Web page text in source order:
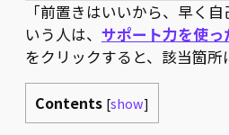
「前置きはいいから、早く
いう人は、 サポート力を使
をクリックすると、該当箇所
Contents [show]